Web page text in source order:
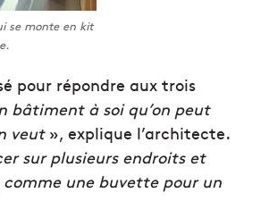
se monte en kit
pour répondre aux trois
bâtiment à soi qu’on peut
veut», explique l’architecte.
sur plusieurs endroits et
une buvette pour un